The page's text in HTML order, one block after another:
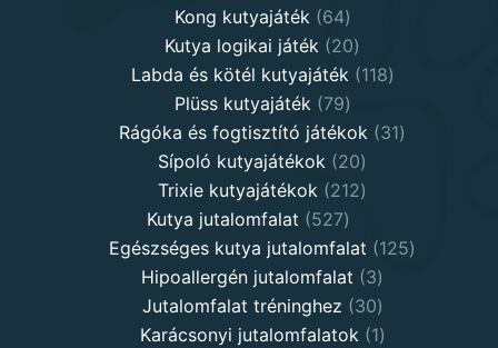
Kong kutyajáték 6464
products
Kutya logikai játék 2020
products
Labda és kötél kutyajáték 118118
Plüss kutyajáték 7979
products
Rágóka és fogtisztító játékok 3131
Sípoló kutyajátékok 2020
products
Trixie kutyajátékok 212212
Kutya jutalomfalat 527527
products
Egészséges kutya jutalomfalat 125125
Hipoallergén jutalomfalat 33
products
Jutalomfalat tréninghez 3030
products
Karácsonyi jutalomfalatok 11